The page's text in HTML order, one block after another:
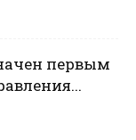
первым